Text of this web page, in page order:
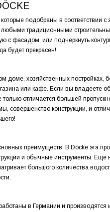
подобраны в соответствии
любыми традиционными
с фасадом, или подчеркнуть
будет прекрасен!
доме, хозяйственных постройках,
или кафе. Если вы владеете
отличается большей
совершенство конструкции, и
преимуществ. В Döcke эта
и обычные инструменты.
большого количества
в Германии и